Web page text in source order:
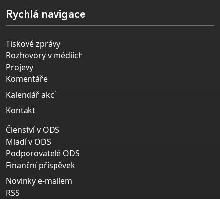
Rychlá navigace
Tiskové zprávy
Rozhovory v médiích
Projevy
Komentáře
Kalendář akcí
Kontakt
Členství v ODS
Mladí v ODS
Podporovatelé ODS
Finanční příspěvek
Novinky e-mailem
RSS